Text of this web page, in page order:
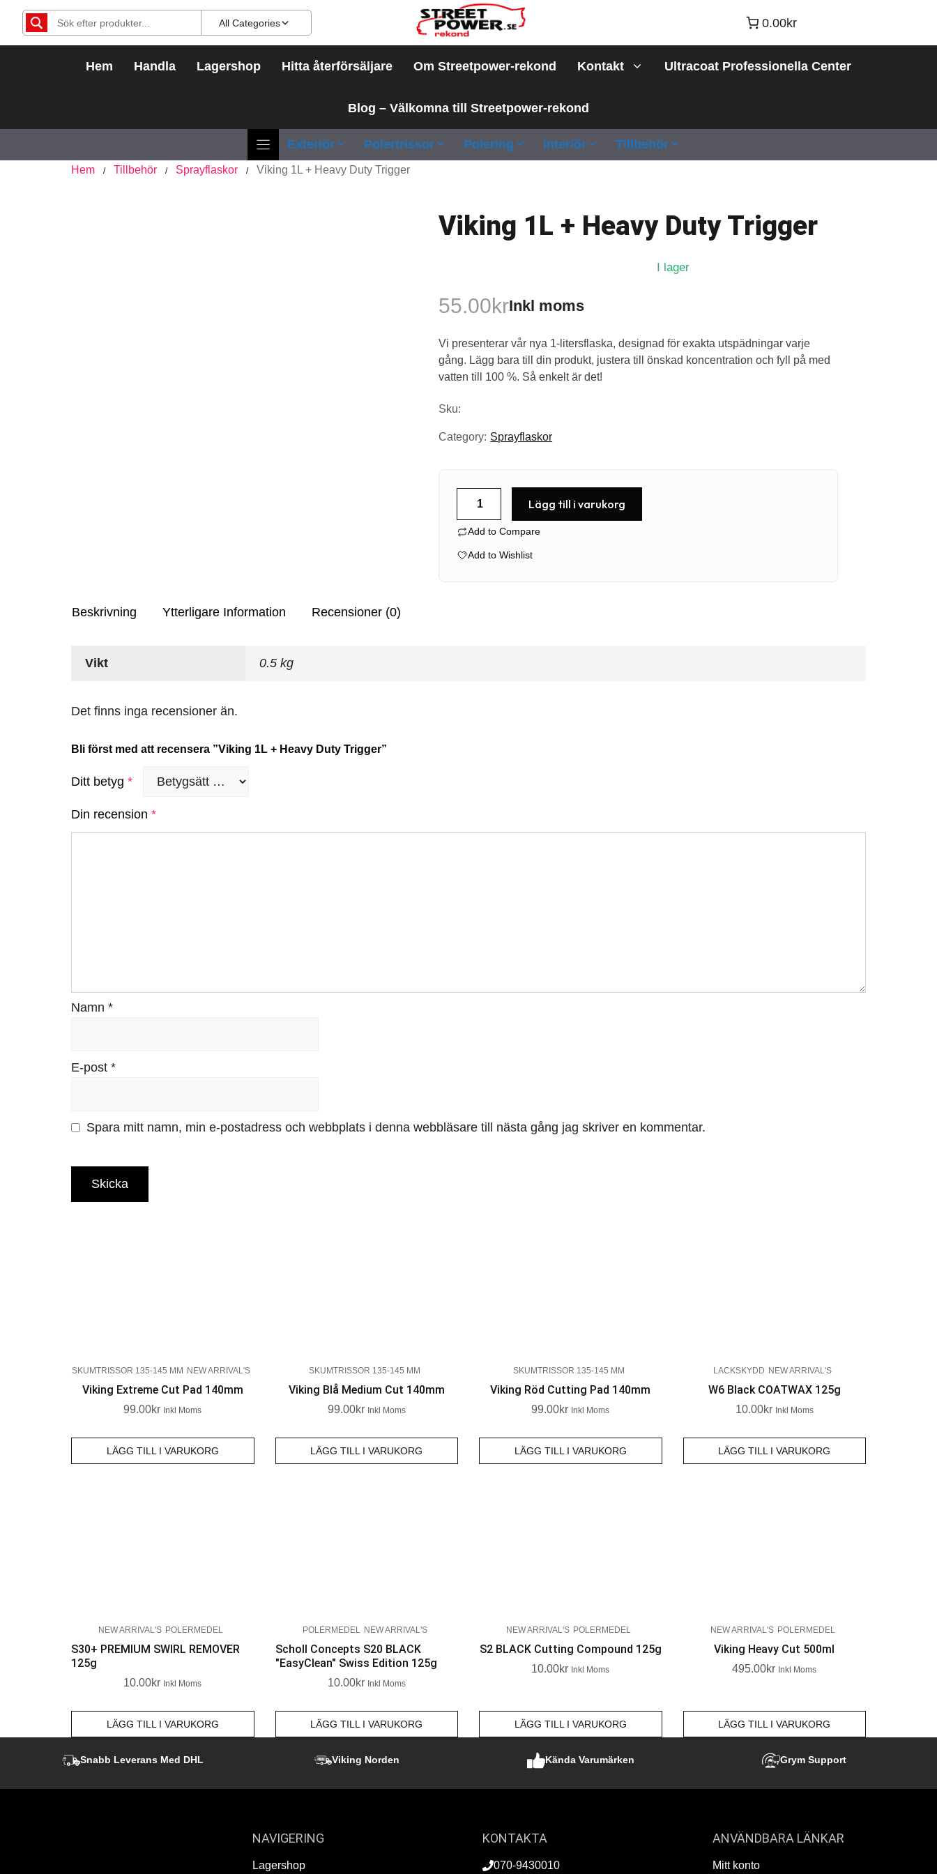
Hoppa
innehåll
All Categories 0.00kr
Hem Handla Lagershop Hitta återförsäljare Om Streetpower-rekond Kontakt Ultracoat Professionella Center
Blog – Välkomna till Streetpower-rekond
Exteriör Polertrissor Polering Interiör Tillbehör
Hem / Tillbehör / Sprayflaskor / Viking 1L + Heavy Duty Trigger
Viking 1L + Heavy Duty Trigger
I lager
55.00krInkl moms
Vi presenterar vår nya 1-litersflaska, designad för exakta utspädningar varje
gång. Lägg bara till din produkt, justera till önskad koncentration och fyll på med
vatten till 100 %. Så enkelt är det!
Sku:
Category: Sprayflaskor
Viking
+
Heavy
Lägg till i varukorg
Add to Compare
Add to Wishlist
Beskrivning Ytterligare Information Recensioner (0)
Vikt 0.5 kg
Det finns inga recensioner än.
Bli först med att recensera ”Viking 1L + Heavy Duty Trigger”
Ditt betyg *
Din recension *
Namn *
E-post *
Spara mitt namn, min e-postadress och webbplats i denna webbläsare till nästa gång jag skriver en kommentar.
SKUMTRISSOR 135-145 MM NEW ARRIVAL'S
Viking Extreme Cut Pad 140mm
99.00Kr Inkl Moms
LÄGG TILL I VARUKORG
SKUMTRISSOR 135-145 MM
Viking Blå Medium Cut 140mm
99.00Kr Inkl Moms
LÄGG TILL I VARUKORG
SKUMTRISSOR 135-145 MM
Viking Röd Cutting Pad 140mm
99.00Kr Inkl Moms
LÄGG TILL I VARUKORG
LACKSKYDD NEW ARRIVAL'S
W6 Black COATWAX 125g
10.00Kr Inkl Moms
LÄGG TILL I VARUKORG
NEW ARRIVAL'S POLERMEDEL
S30+ PREMIUM SWIRL REMOVER
125g
10.00Kr Inkl Moms
LÄGG TILL I VARUKORG
POLERMEDEL NEW ARRIVAL'S
Scholl Concepts S20 BLACK
"EasyClean" Swiss Edition 125g
10.00Kr Inkl Moms
LÄGG TILL I VARUKORG
NEW ARRIVAL'S POLERMEDEL
S2 BLACK Cutting Compound 125g
10.00Kr Inkl Moms
LÄGG TILL I VARUKORG
NEW ARRIVAL'S POLERMEDEL
Viking Heavy Cut 500ml
495.00Kr Inkl Moms
LÄGG TILL I VARUKORG
Snabb Leverans Med DHL Viking Norden Kända Varumärken Grym Support
NAVIGERING
Lagershop
KONTAKTA
070-9430010
ANVÄNDBARA LÄNKAR
Mitt konto